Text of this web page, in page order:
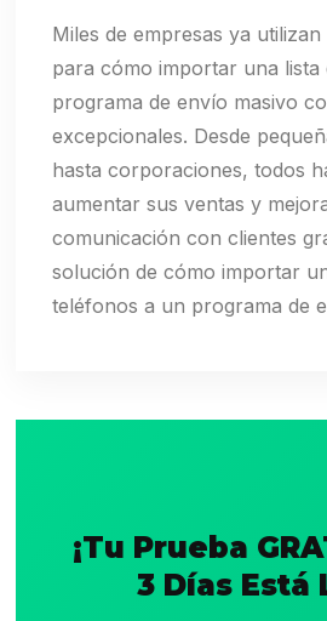
Miles de empresas ya
para cómo importar una lista
programa de envío masivo
excepcionales. Desde
hasta corporaciones, todos
aumentar sus ventas y
comunicación con clientes
solución de cómo importar
teléfonos a un programa de
¡Tu Prueba
3 Días Está